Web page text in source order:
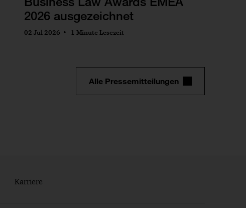
2026 ausgezeichnet
02 Jul 2026 1 Minute Lesezeit
Alle Pressemitteilungen
Karriere